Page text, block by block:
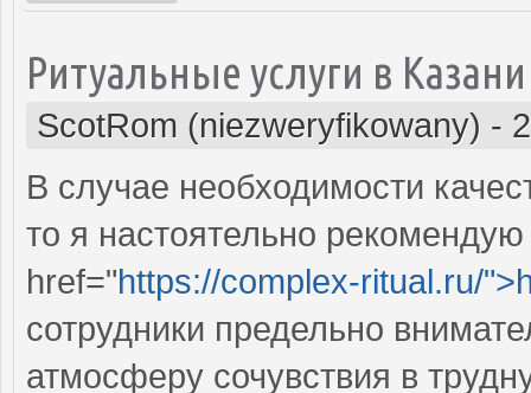
Ритуальные услуги в Казани
ScotRom (niezweryfikowany) -
В случае необходимости
то я настоятельно
href="https://complex-ritual.ru/
сотрудники предельно
атмосферу сочувствия в